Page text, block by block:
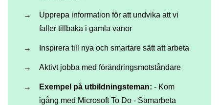
Upprepa information för att undvika att vi
faller tillbaka i gamla vanor
Inspirera till nya och smartare sätt att arbeta
Aktivt jobba med förändringsmotståndare
Exempel på utbildningsteman: - Kom
igång med Microsoft To Do - Samarbeta